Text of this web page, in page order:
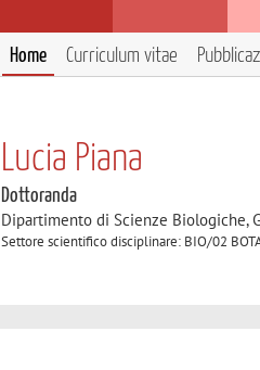
Home Curriculum vitae
Lucia Piana
Dottoranda
Dipartimento di Scienze Biologiche,
Settore scientifico disciplinare: BIO/02